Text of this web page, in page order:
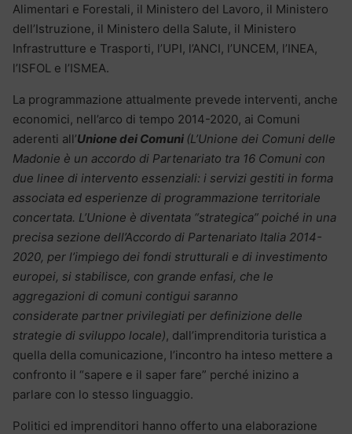
Alimentari e Forestali, il Ministero del Lavoro, il Ministero
dell’Istruzione, il Ministero della Salute, il Ministero
Infrastrutture e Trasporti, l’UPI, l’ANCI, l’UNCEM, l’INEA,
l’ISFOL e l’ISMEA.
La programmazione attualmente prevede interventi, anche
economici, nell’arco di tempo 2014-2020, ai Comuni
aderenti all’Unione dei Comuni (L’Unione dei Comuni delle
Madonie è un accordo di Partenariato tra 16 Comuni con
due linee di intervento essenziali: i servizi gestiti in forma
associata ed esperienze di programmazione territoriale
concertata. L’Unione è diventata “strategica” poiché in una
precisa sezione dell’Accordo di Partenariato Italia 2014-
2020, per l’impiego dei fondi strutturali e di investimento
europei, si stabilisce, con grande enfasi, che le
aggregazioni di comuni contigui saranno
considerate partner privilegiati per definizione delle
strategie di sviluppo locale), dall’imprenditoria turistica a
quella della comunicazione, l’incontro ha inteso mettere a
confronto il “sapere e il saper fare” perché inizino a
parlare con lo stesso linguaggio.
Politici ed imprenditori hanno offerto una elaborazione